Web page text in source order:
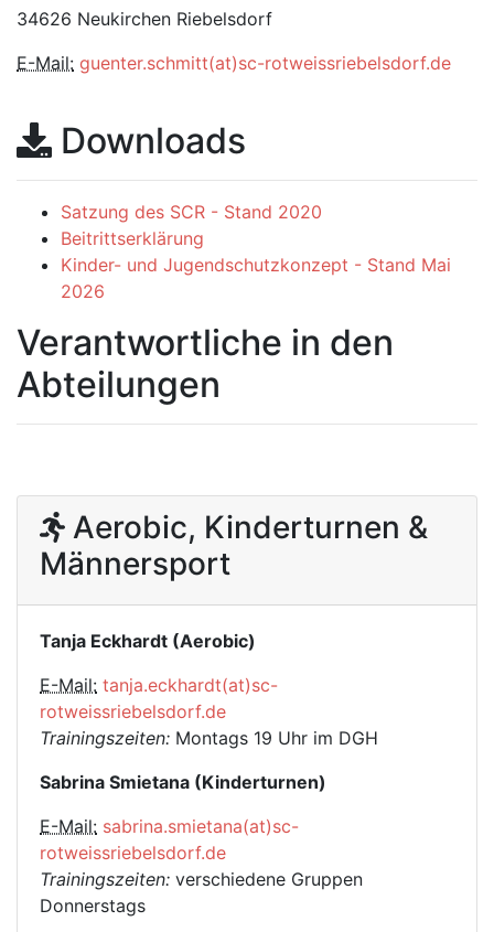
34626 Neukirchen Riebelsdorf
E-Mail: guenter.schmitt(at)sc-rotweissriebelsdorf.de
Downloads
Satzung des SCR - Stand 2020
Beitrittserklärung
Kinder- und Jugendschutzkonzept - Stand Mai
2026
Verantwortliche in den
Abteilungen
Aerobic, Kinderturnen &
Männersport
Tanja Eckhardt (Aerobic)
E-Mail: tanja.eckhardt(at)sc-
rotweissriebelsdorf.de
Trainingszeiten: Montags 19 Uhr im DGH
Sabrina Smietana (Kinderturnen)
E-Mail: sabrina.smietana(at)sc-
rotweissriebelsdorf.de
Trainingszeiten: verschiedene Gruppen
Donnerstags